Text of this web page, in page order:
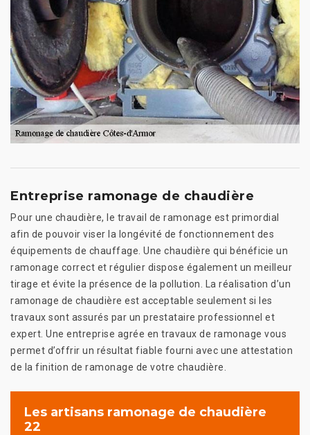
Entreprise ramonage de chaudière
Pour une chaudière, le travail de ramonage est primordial
afin de pouvoir viser la longévité de fonctionnement des
équipements de chauffage. Une chaudière qui bénéficie un
ramonage correct et régulier dispose également un meilleur
tirage et évite la présence de la pollution. La réalisation d’un
ramonage de chaudière est acceptable seulement si les
travaux sont assurés par un prestataire professionnel et
expert. Une entreprise agrée en travaux de ramonage vous
permet d’offrir un résultat fiable fourni avec une attestation
de la finition de ramonage de votre chaudière.
Les artisans ramonage de chaudière
22